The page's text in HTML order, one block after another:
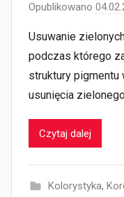
Opublikowano
Usuwanie
podczas którego
struktury
usunięcia
Czytaj dalej
Kolorystyka,